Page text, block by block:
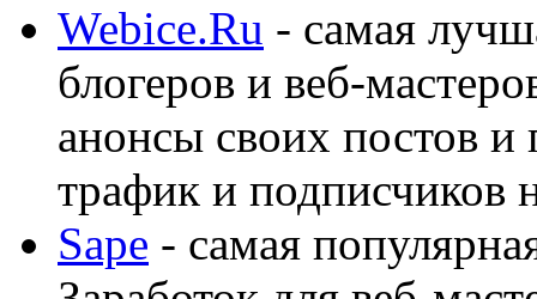
Webice.Ru - самая
блогеров и веб-
анонсы своих постов
трафик и подписчиков
Sape - самая